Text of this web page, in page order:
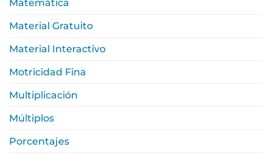
Matemática
Material Gratuito
Material Interactivo
Motricidad Fina
Multiplicación
Múltiplos
Porcentajes